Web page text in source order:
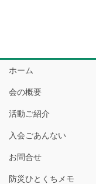
ホーム
会の概要
活動ご紹介
入会ごあんない
お問合せ
防災ひとくちメモ